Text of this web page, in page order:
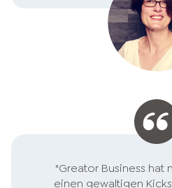
"Greator Business hat
einen gewaltigen